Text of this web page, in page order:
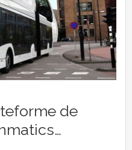
de